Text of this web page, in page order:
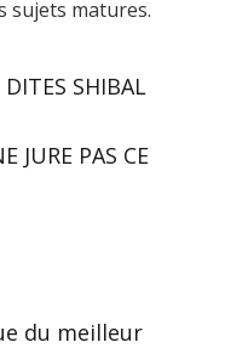
sujets matures.
SHIBAL
JURE PAS CE
du meilleur